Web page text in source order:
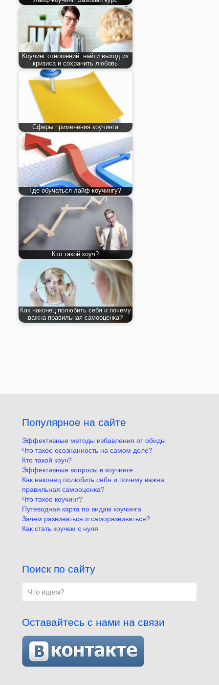
Коучинг отношений: найти выход из
кризиса и сохранить любовь
Сферы применения коучинга
Где обучаться лайф-коучингу?
Кто такой коуч?
Как наконец полюбить себя и почему
важна правильная самооценка?
Популярное на сайте
Эффективные методы избавления от обиды
Что такое осознанность на самом деле?
Кто такой коуч?
Эффективные вопросы в коучинге
Как наконец полюбить себя и почему важна
правильная самооценка?
Что такое коучинг?
Путеводная карта по видам коучинга
Зачем развиваться и саморазвиваться?
Как стать коучем с нуля
Поиск по сайту
Оставайтесь с нами на связи